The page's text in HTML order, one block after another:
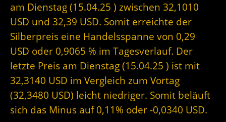
am Dienstag (15.04.25 ) zwischen 32,1010
USD und 32,39 USD. Somit erreichte der
Silberpreis eine Handelsspanne von 0,29
USD oder 0,9065 % im Tagesverlauf. Der
letzte Preis am Dienstag (15.04.25 ) ist mit
32,3140 USD im Vergleich zum Vortag
(32,3480 USD) leicht niedriger. Somit beläuft
sich das Minus auf 0,11% oder -0,0340 USD.